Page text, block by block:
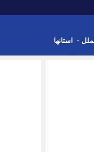
- استانها